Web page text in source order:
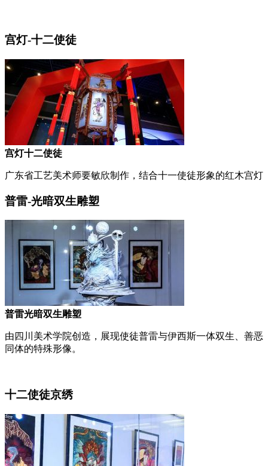
宫灯-十二使徒
宫灯十二使徒
广东省工艺美术师要敏欣制作，结合十一使徒形象的红木宫灯
普雷-光暗双生雕塑
普雷光暗双生雕塑
由四川美术学院创造，展现使徒普雷与伊西斯一体双生、善恶
同体的特殊形像。
十二使徒京绣